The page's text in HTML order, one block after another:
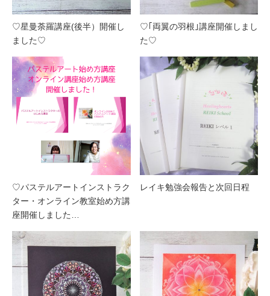
♡星曼荼羅講座(後半）開催し
ました♡
♡｢両翼の羽根｣講座開催しまし
た♡
♡パステルアートインストラク
ター・オンライン教室始め方講
座開催しました…
レイキ勉強会報告と次回日程